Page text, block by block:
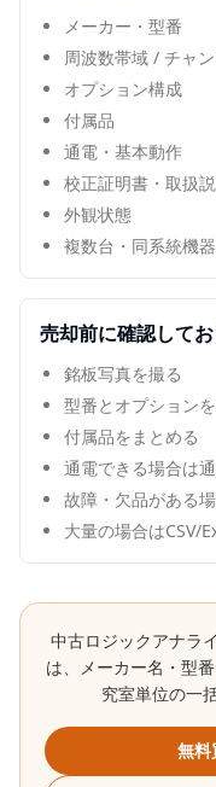
メーカー・型番
周波数帯域 / チャ
オプション構成
付属品
通電・基本動作
校正証明書・取扱
外観状態
複数台・同系統機
売却前に確認して
銘板写真を撮る
型番とオプション
付属品をまとめる
通電できる場合は
故障・欠品がある
大量の場合はCSV/
中古ロジックアナラ
は、メーカー名・型
究室単位の一
無料